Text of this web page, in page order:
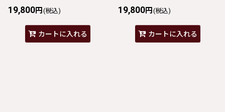
19,800円 (税込)
カートに入れる
19,800円 (税込)
カートに入れる